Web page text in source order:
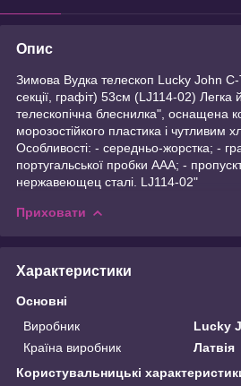
Опис
Зимова Вудка телескоп Lucky John
секції, графіт) 53см (LJ114-02) Легка
телескопічна блеснилка", оснащена
морозостійкого пластика і чутливим
Особливості: - середньо-жорстка; -
португальської пробки ААА; -
нержавеющец сталі. LJ114-02"
Приховати
Характеристики
Основні
Виробник
Lucky
Країна виробник
Латвія
Користувальницькі